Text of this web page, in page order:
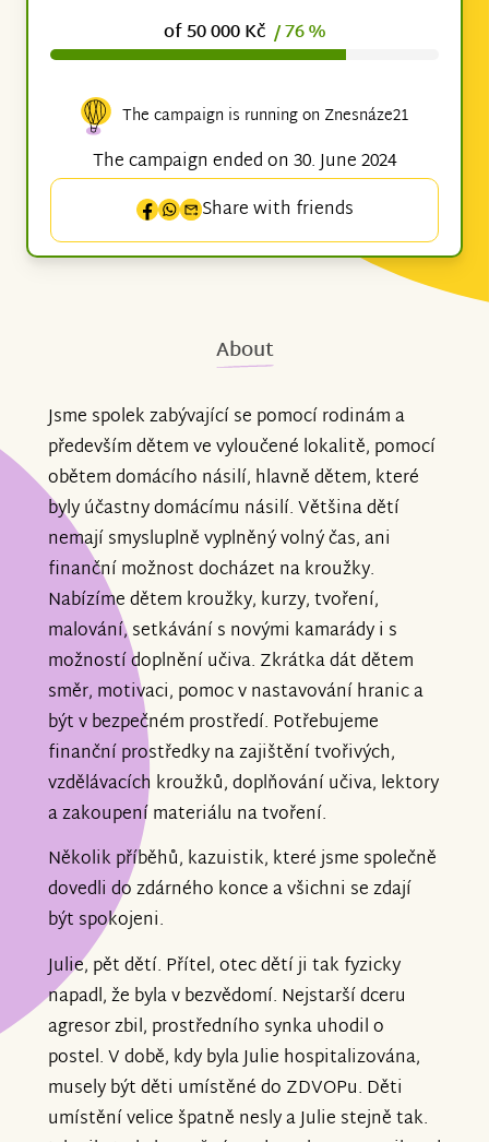
of 50 000 Kč / 76 %
The campaign is running on Znesnáze21
The campaign ended on 30. June 2024
Share with friends
About
Jsme spolek zabývající se pomocí rodinám a
především dětem ve vyloučené lokalitě, pomocí
obětem domácího násilí, hlavně dětem, které
byly účastny domácímu násilí. Většina dětí
nemají smysluplně vyplněný volný čas, ani
finanční možnost docházet na kroužky.
Nabízíme dětem kroužky, kurzy, tvoření,
malování, setkávání s novými kamarády i s
možností doplnění učiva. Zkrátka dát dětem
směr, motivaci, pomoc v nastavování hranic a
být v bezpečném prostředí. Potřebujeme
finanční prostředky na zajištění tvořivých,
vzdělávacích kroužků, doplňování učiva, lektory
a zakoupení materiálu na tvoření.
Několik příběhů, kazuistik, které jsme společně
dovedli do zdárného konce a všichni se zdají
být spokojeni.
Julie, pět dětí. Přítel, otec dětí ji tak fyzicky
napadl, že byla v bezvědomí. Nejstarší dceru
agresor zbil, prostředního synka uhodil o
postel. V době, kdy byla Julie hospitalizována,
musely být děti umístěné do ZDVOPu. Děti
umístění velice špatně nesly a Julie stejně tak.